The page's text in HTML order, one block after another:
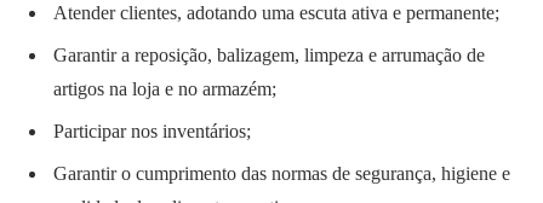
Atender clientes, adotando uma escuta ativa e permanente;
Garantir a reposição, balizagem, limpeza e arrumação de
artigos na loja e no armazém;
Participar nos inventários;
Garantir o cumprimento das normas de segurança, higiene e